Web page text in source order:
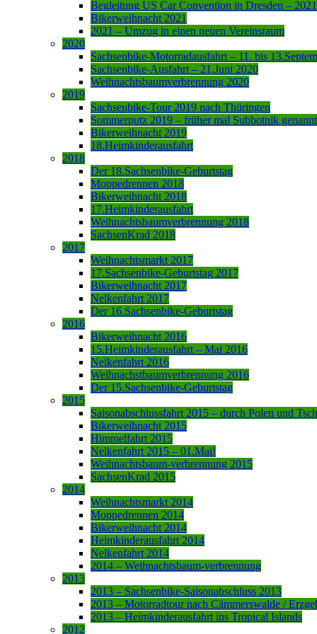
Begleitung US Car Convention in Dresden – 2021
Bikerweihnacht 2021
2021 – Umzug in einen neuen Vereinsraum
2020
Sachsenbike-Motorradausfahrt – 11. bis
Sachsenbike-Ausfahrt – 21.Juni 2020
Weihnachtsbaumverbrennung 2020
2019
Sachsenbike-Tour 2019 nach Thüringen
Sommerputz 2019 – früher mal Subbotnik genannt
Bikerweihnacht 2019
18.Heimkinderausfahrt
2018
Der 18.Sachsenbike-Geburtstag
Moppedrennen 2018
Bikerweihnacht 2018
17.Heimkinderausfahrt
Weihnachtsbaumverbrennung 2018
SachsenKrad 2018
2017
Weihnachtsmarkt 2017
17.Sachsenbike-Geburtstag 2017
Bikerweihnacht 2017
Nelkenfahrt 2017
Der 16.Sachsenbike-Geburtstag
2016
Bikerweihnacht 2016
15.Heimkinderausfahrt – Mai 2016
Nelkenfahrt 2016
Weihnachstbaumverbrennung 2016
Der 15.Sachsenbike-Geburtstag
2015
Saisonabschlussfahrt 2015 – durch Polen und
Bikerweihnacht 2015
Himmelfahrt 2015
Nelkenfahrt 2015 – 01.Mai!
Weihnachtsbaum-verbrennung 2015
SachsenKrad 2015
2014
Weihnachtsmarkt 2014
Moppedrennen 2014
Bikerweihnacht 2014
Heimkinderausfahrt 2014
Nelkenfahrt 2014
2014 – Weihnachtsbaum-verbrennung
2013
2013 – Sachsenbike-Saisonabschluss 2013
2013 – Motorradtour nach Cämmerswalde /
2013 – Heimkinderausfahrt ins Tropical Islands
2012